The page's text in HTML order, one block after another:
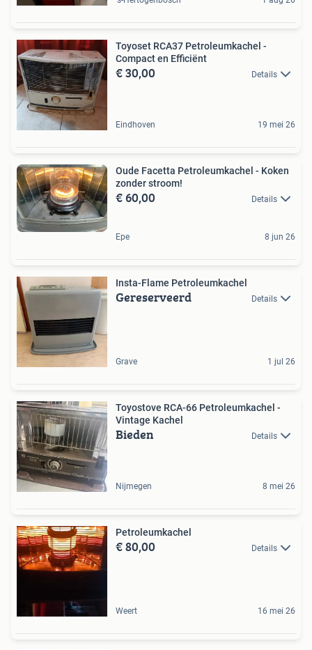
Toyoset RCA37 Petroleumkachel -
Compact en Efficiënt
€ 30,00 Details
Eindhoven 19 mei 26
Oude Facetta Petroleumkachel - Koken
zonder stroom!
€ 60,00 Details
Epe 8 jun 26
Insta-Flame Petroleumkachel
Gereserveerd Details
Grave 1 jul 26
Toyostove RCA-66 Petroleumkachel -
Vintage Kachel
Bieden Details
Nijmegen 8 mei 26
Petroleumkachel
€ 80,00 Details
Weert 16 mei 26